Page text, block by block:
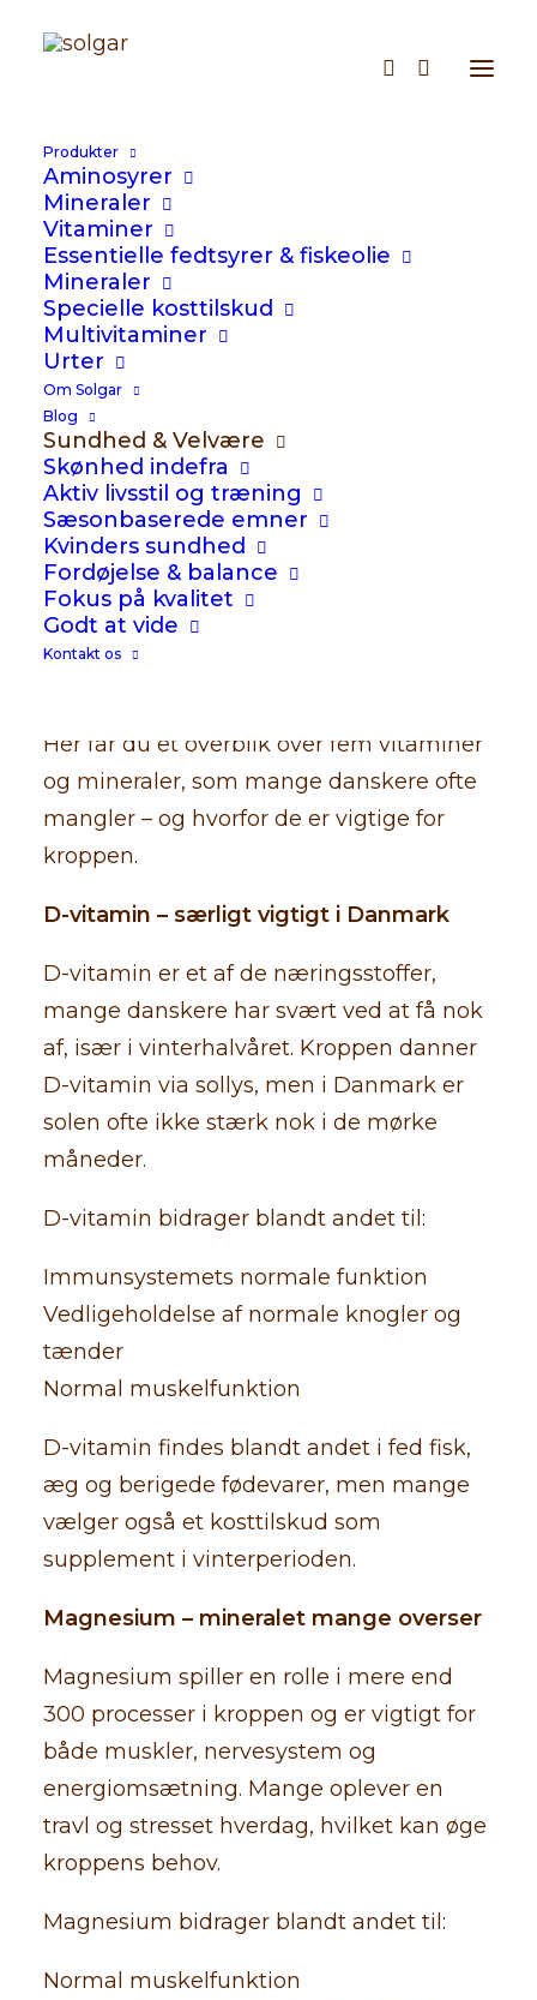
Produkter
Aminosyrer
Mineraler
Vitaminer
Essentielle fedtsyrer & fiskeolie
Mineraler
Specielle kosttilskud
Multivitaminer
Urter
Om Solgar
Blog
Sundhed & Velvære
Skønhed indefra
Aktiv livsstil og træning
Sæsonbaserede emner
Kvinders sundhed
Fordøjelse & balance
Fokus på kvalitet
Godt at vide
Kontakt os
mineraler mange
danskere mangler i
hverdagen
I en travl hverdag kan det være svært
altid at spise varieret og få dækket
kroppens behov for vitaminer og
mineraler. Selvom mange forsøger at leve
sundt, viser undersøgelser, at flere
danskere stadig får for lidt af vigtige
næringsstoffer gennem kosten alene.
Kroppens behov kan samtidig ændre sig
Her får du et overblik over fem vitaminer
og mineraler, som mange danskere ofte
mangler – og hvorfor de er vigtige for
kroppen.
D-vitamin – særligt vigtigt i Danmark
D-vitamin er et af de næringsstoffer,
mange danskere har svært ved at få nok
af, især i vinterhalvåret. Kroppen danner
D-vitamin via sollys, men i Danmark er
solen ofte ikke stærk nok i de mørke
måneder.
D-vitamin bidrager blandt andet til:
Immunsystemets normale funktion
Vedligeholdelse af normale knogler og
tænder
Normal muskelfunktion
D-vitamin findes blandt andet i fed fisk,
æg og berigede fødevarer, men mange
vælger også et kosttilskud som
supplement i vinterperioden.
Magnesium – mineralet mange overser
Magnesium spiller en rolle i mere end
300 processer i kroppen og er vigtigt for
både muskler, nervesystem og
energiomsætning. Mange oplever en
travl og stresset hverdag, hvilket kan øge
kroppens behov.
Magnesium bidrager blandt andet til:
Normal muskelfunktion